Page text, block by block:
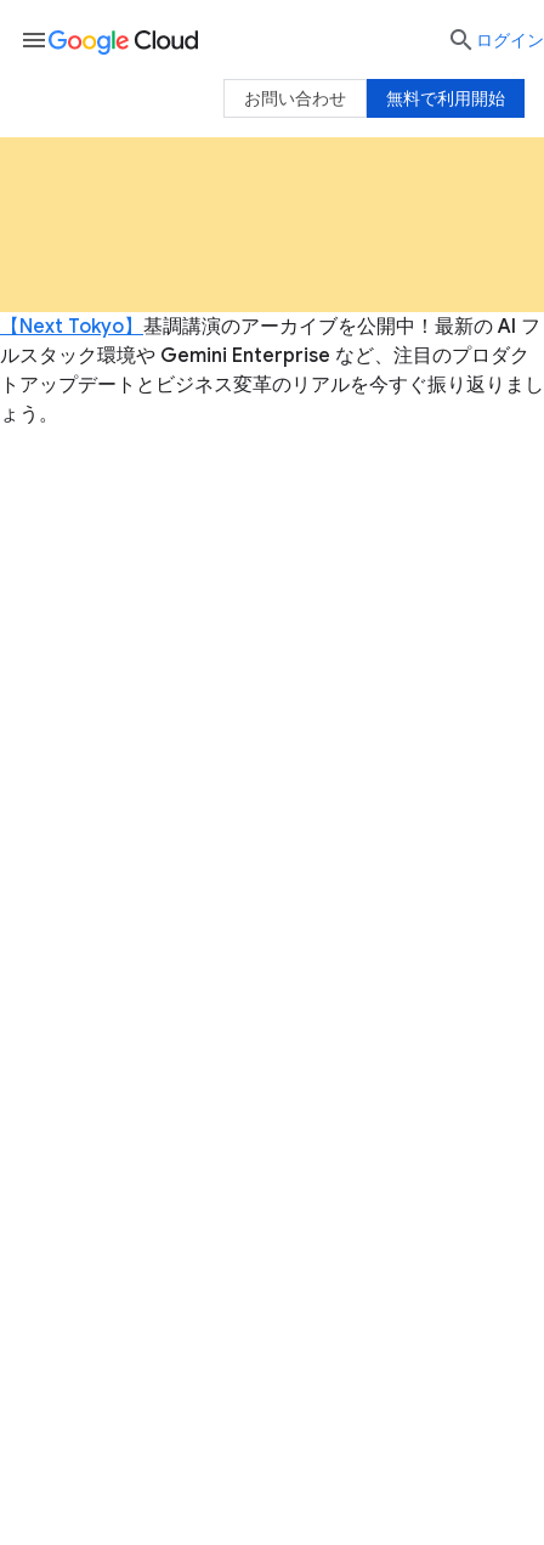
【Next Tokyo】 基調講演のアーカイブを公開中！最新の AI フ
ルスタック環境や Gemini Enterprise など、注目のプロダク
トアップデートとビジネス変革のリアルを今すぐ振り返りまし
ょう。
menu  ログイン
無料で利用開始
お問い合わせ